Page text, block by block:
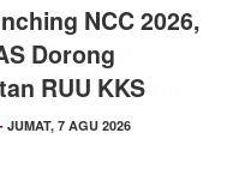
Semangat
Festival
Wamena
7 AGU 2026